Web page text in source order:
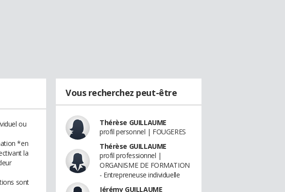
ou
*en
la
sont
Vous recherchez peut-être
Thérèse GUILLAUME
profil personnel | FOUGERES
Thérèse GUILLAUME
profil professionnel |
ORGANISME DE FORMATION
- Entrepreneuse individuelle
Jérémy GUILLAUME